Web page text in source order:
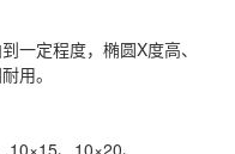
一定程度，椭圆X度高、
用。